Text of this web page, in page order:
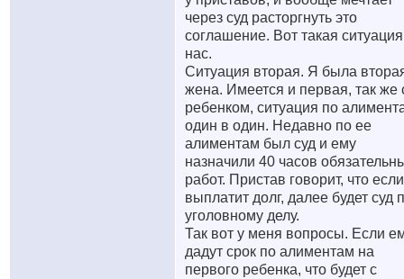
через суд расторгнуть это
соглашение. Вот такая
нас.
Ситуация вторая. Я была
жена. Имеется и первая, так же
ребенком, ситуация по
один в один. Недавно по ее
алиментам был суд и ему
назначили 40 часов
работ. Пристав говорит, что
выплатит долг, далее будет суд
уголовному делу.
Так вот у меня вопросы. Если
дадут срок по алиментам на
первого ребенка, что будет с